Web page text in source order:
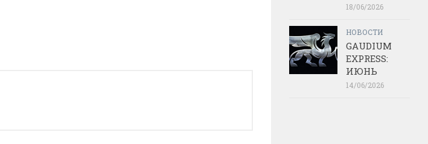
18/06/2026
НОВОСТИ
GAUDIUM
EXPRESS:
ИЮНЬ
14/06/2026